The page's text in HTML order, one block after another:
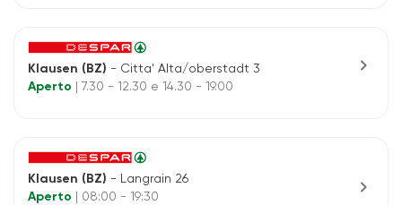
Klausen (BZ) - Citta' Alta/oberstadt 3
Aperto
| 7.30 - 12.30 e 14.30 - 19.00
chevron_right
Klausen (BZ) - Langrain 26
Aperto
| 08:00 - 19:30 chevron_right